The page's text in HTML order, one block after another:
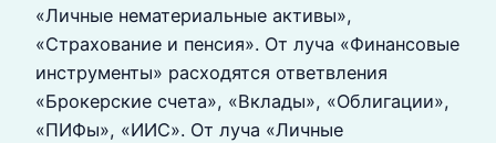
«Личные нематериальные активы»,
«Страхование и пенсия». От луча «Финансовые
инструменты» расходятся ответвления
«Брокерские счета», «Вклады», «Облигации»,
«ПИФы», «ИИС». От луча «Личные